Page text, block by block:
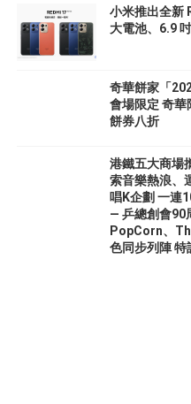
小米推出全新
大電池、6.9
奇華餅家「
會場限定 奇華
餅券八折
港鐵五大商場
索音樂熱浪、
唱K企劃 一連
— 乒總創會90
PopCorn、
色同步列陣 特